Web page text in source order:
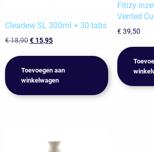
Cleadew SL 300ml + 30 tabs
€18,90Oorspronkelijke
€ 18,90.
€ 15,95Huidige
€ 15,95.
Toevoegen aan
winkelwagen
Fitizy
Vented
€39,50